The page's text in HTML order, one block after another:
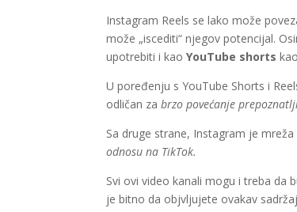
Instagram Reels se lako može
može „iscediti“ njegov potencijal.
upotrebiti i kaoYouTube shorts
U poređenju s YouTube Shorts i
odličan za brzo povećanje
Sa druge strane, Instagram je
odnosu na TikTok.
Svi ovi video kanali mogu i treba da
je bitno da objvljujete ovakav